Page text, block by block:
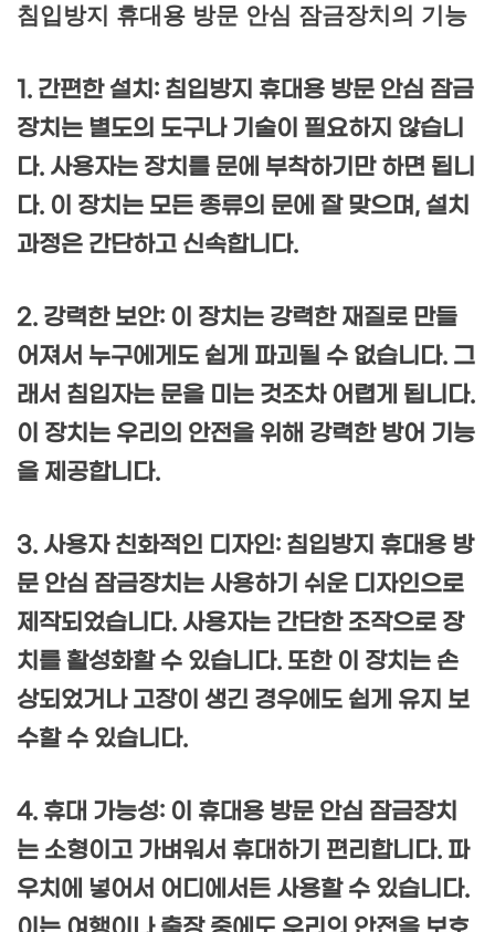
침입방지 휴대용 방문 안심 잠금장치의 기능
1. 간편한 설치: 침입방지 휴대용 방문 안심 잠금
장치는 별도의 도구나 기술이 필요하지 않습니
다. 사용자는 장치를 문에 부착하기만 하면 됩니
다. 이 장치는 모든 종류의 문에 잘 맞으며, 설치
과정은 간단하고 신속합니다.
2. 강력한 보안: 이 장치는 강력한 재질로 만들
어져서 누구에게도 쉽게 파괴될 수 없습니다. 그
래서 침입자는 문을 미는 것조차 어렵게 됩니다.
이 장치는 우리의 안전을 위해 강력한 방어 기능
을 제공합니다.
3. 사용자 친화적인 디자인: 침입방지 휴대용 방
문 안심 잠금장치는 사용하기 쉬운 디자인으로
제작되었습니다. 사용자는 간단한 조작으로 장
치를 활성화할 수 있습니다. 또한 이 장치는 손
상되었거나 고장이 생긴 경우에도 쉽게 유지 보
수할 수 있습니다.
4. 휴대 가능성: 이 휴대용 방문 안심 잠금장치
는 소형이고 가벼워서 휴대하기 편리합니다. 파
우치에 넣어서 어디에서든 사용할 수 있습니다.